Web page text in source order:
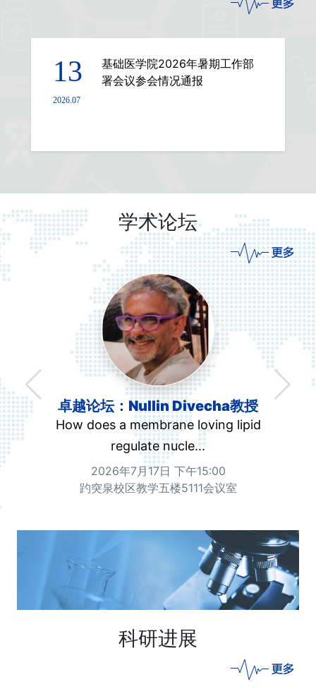
13
2026.07
基础医学院2026年暑期工作部
署会议参会情况通报
学术论坛
卓越论坛：Nullin Divecha教授
How does a membrane loving lipid
regulate nucle...
2026年7月17日 下午15:00
趵突泉校区教学五楼5111会议室
科研进展